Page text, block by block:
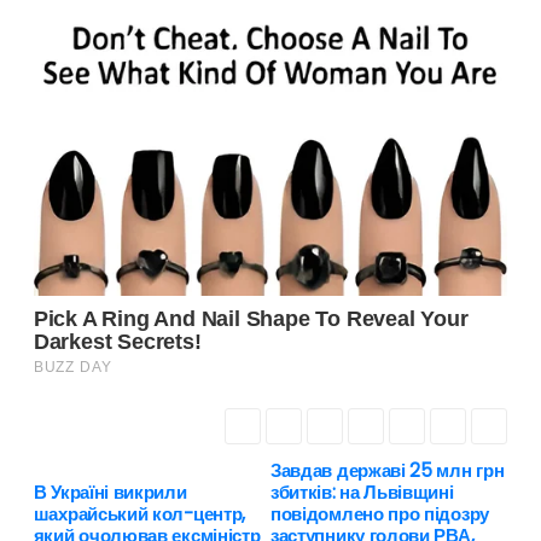
Н
Завдав державі 25 млн грн
збитків: на Львівщині
повідомлено про підозру
заступнику голови РВА,
В Україні викрили
шахрайський кол-центр,
який очолював ексміністр